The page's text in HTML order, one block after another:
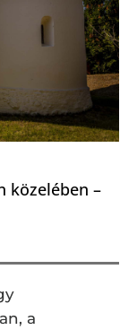
közelében –
a